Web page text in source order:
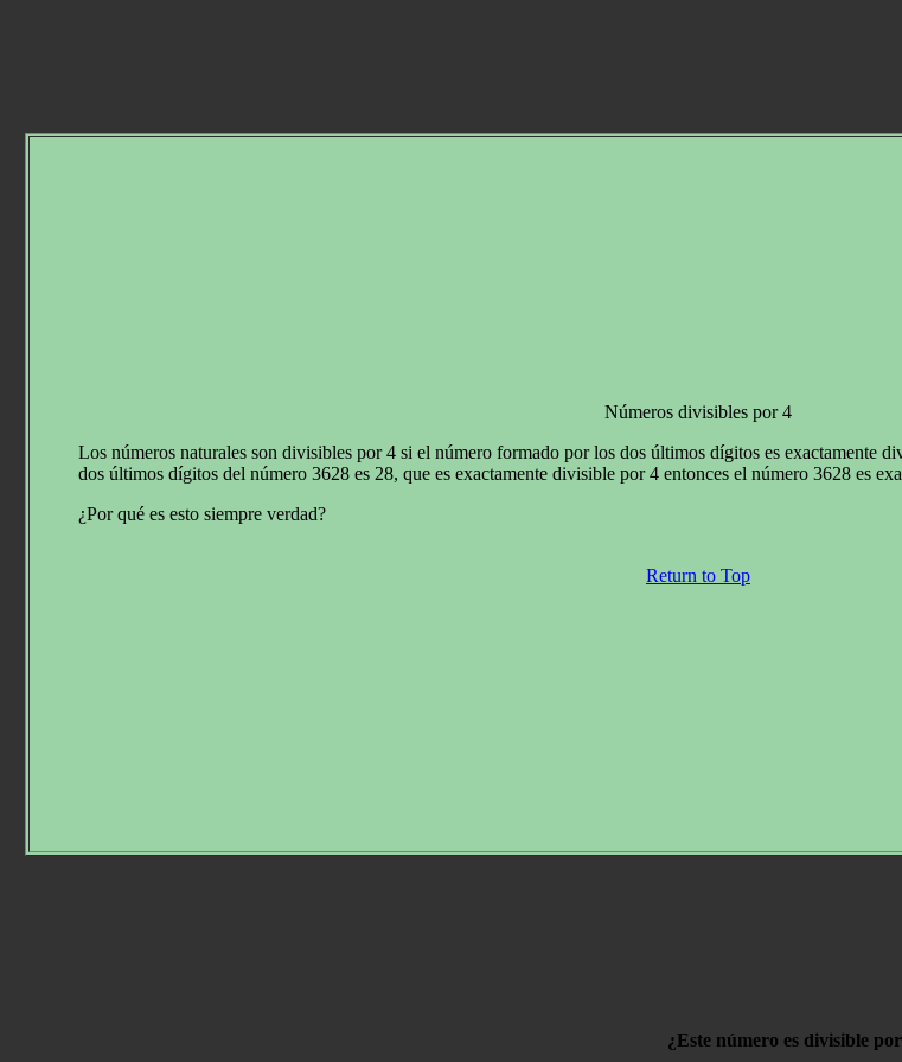
Números divisibles por 4
Los números naturales son divisibles por 4 si el número formado por los dos últimos dígitos es exactamente
dos últimos dígitos del número 3628 es 28, que es exactamente divisible por 4 entonces el número 3628 es
¿Por qué es esto siempre verdad?
Return to Top
¿Este número es divisible